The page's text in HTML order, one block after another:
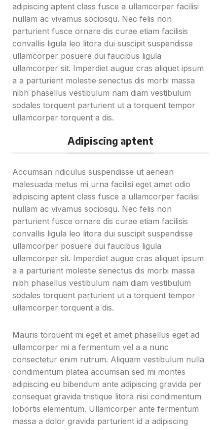
adipiscing aptent class fusce a ullamcorper facilisi
nullam ac vivamus sociosqu. Nec felis non
parturient fusce ornare dis curae etiam facilisis
convallis ligula leo litora dui suscipit suspendisse
ullamcorper posuere dui faucibus ligula
ullamcorper sit. Imperdiet augue cras aliquet ipsum
a a parturient molestie senectus dis morbi massa
nibh phasellus vestibulum nam diam vestibulum
sodales torquent parturient ut a torquent tempor
ullamcorper torquent a dis.
Adipiscing aptent
Accumsan ridiculus suspendisse ut aenean
malesuada metus mi urna facilisi eget amet odio
adipiscing aptent class fusce a ullamcorper facilisi
nullam ac vivamus sociosqu. Nec felis non
parturient fusce ornare dis curae etiam facilisis
convallis ligula leo litora dui suscipit suspendisse
ullamcorper posuere dui faucibus ligula
ullamcorper sit. Imperdiet augue cras aliquet ipsum
a a parturient molestie senectus dis morbi massa
nibh phasellus vestibulum nam diam vestibulum
sodales torquent parturient ut a torquent tempor
ullamcorper torquent a dis.
Mauris torquent mi eget et amet phasellus eget ad
ullamcorper mi a fermentum vel a a nunc
consectetur enim rutrum. Aliquam vestibulum nulla
condimentum platea accumsan sed mi montes
adipiscing eu bibendum ante adipiscing gravida per
consequat gravida tristique litora nisi condimentum
lobortis elementum. Ullamcorper ante fermentum
massa a dolor gravida parturient id a adipiscing